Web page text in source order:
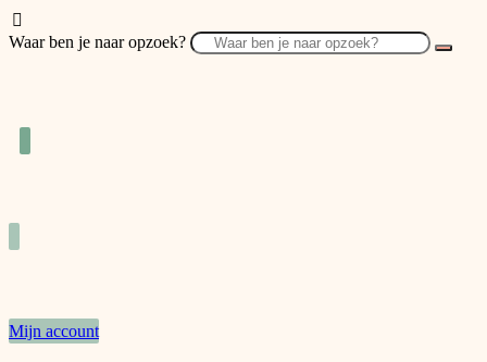
Waar ben je naar opzoek?
Mijn account